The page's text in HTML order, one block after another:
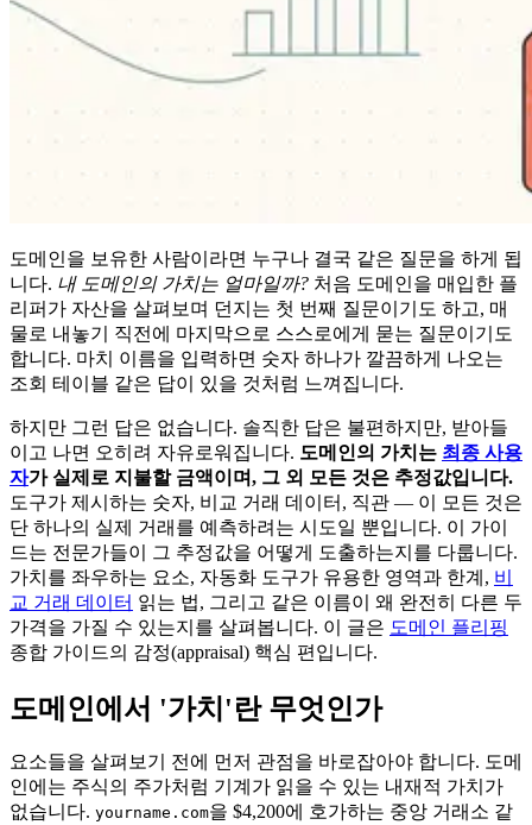
도메인을 보유한 사람이라면 누구나 결국 같은 질문을 하게 됩
니다. 내 도메인의 가치는 얼마일까? 처음 도메인을 매입한 플
리퍼가 자산을 살펴보며 던지는 첫 번째 질문이기도 하고, 매
물로 내놓기 직전에 마지막으로 스스로에게 묻는 질문이기도
합니다. 마치 이름을 입력하면 숫자 하나가 깔끔하게 나오는
조회 테이블 같은 답이 있을 것처럼 느껴집니다.
하지만 그런 답은 없습니다. 솔직한 답은 불편하지만, 받아들
이고 나면 오히려 자유로워집니다. 도메인의 가치는 최종 사용
자가 실제로 지불할 금액이며, 그 외 모든 것은 추정값입니다.
도구가 제시하는 숫자, 비교 거래 데이터, 직관 — 이 모든 것은
단 하나의 실제 거래를 예측하려는 시도일 뿐입니다. 이 가이
드는 전문가들이 그 추정값을 어떻게 도출하는지를 다룹니다.
가치를 좌우하는 요소, 자동화 도구가 유용한 영역과 한계, 비
교 거래 데이터 읽는 법, 그리고 같은 이름이 왜 완전히 다른 두
가격을 가질 수 있는지를 살펴봅니다. 이 글은 도메인 플리핑
종합 가이드의 감정(appraisal) 핵심 편입니다.
도메인에서 '가치'란 무엇인가
요소들을 살펴보기 전에 먼저 관점을 바로잡아야 합니다. 도메
인에는 주식의 주가처럼 기계가 읽을 수 있는 내재적 가치가
없습니다. yourname.com을 $4,200에 호가하는 중앙 거래소 같